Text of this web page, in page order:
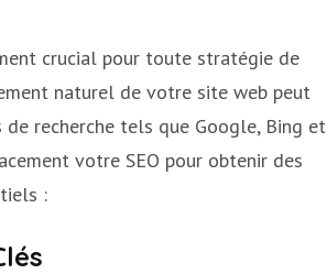
crucial pour toute stratégie de
naturel de votre site web peut
recherche tels que Google, Bing et
votre SEO pour obtenir des
: